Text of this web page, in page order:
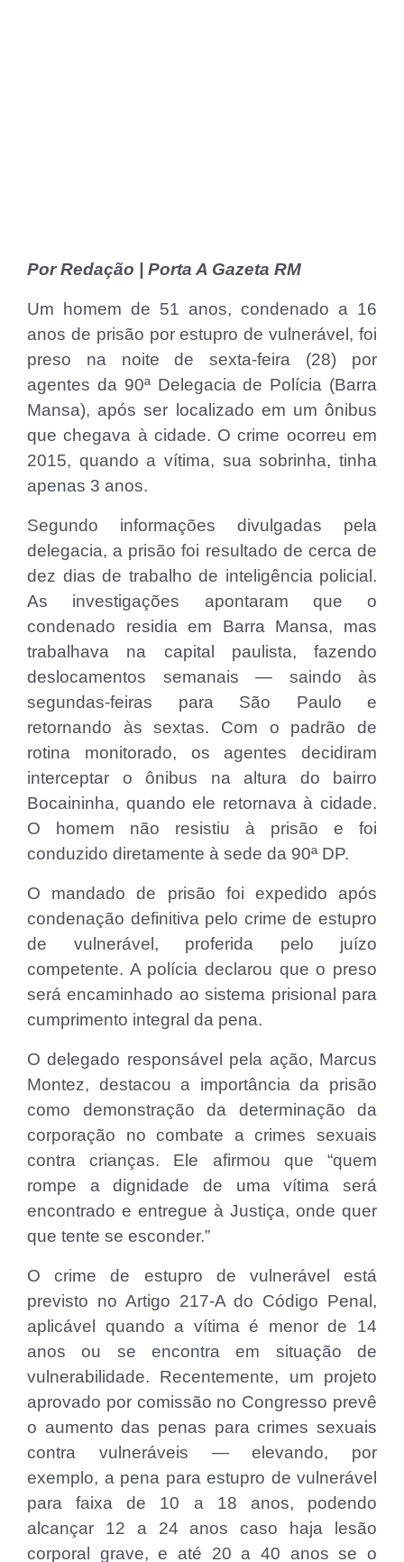
Por Redação | Porta A Gazeta RM
Um homem de 51 anos, condenado a 16
anos de prisão por estupro de vulnerável, foi
preso na noite de sexta-feira (28) por
agentes da 90ª Delegacia de Polícia (Barra
Mansa), após ser localizado em um ônibus
que chegava à cidade. O crime ocorreu em
2015, quando a vítima, sua sobrinha, tinha
apenas 3 anos.
Segundo informações divulgadas pela
delegacia, a prisão foi resultado de cerca de
dez dias de trabalho de inteligência policial.
As investigações apontaram que o
condenado residia em Barra Mansa, mas
trabalhava na capital paulista, fazendo
deslocamentos semanais — saindo às
segundas-feiras para São Paulo e
retornando às sextas. Com o padrão de
rotina monitorado, os agentes decidiram
interceptar o ônibus na altura do bairro
Bocaininha, quando ele retornava à cidade.
O homem não resistiu à prisão e foi
conduzido diretamente à sede da 90ª DP.
O mandado de prisão foi expedido após
condenação definitiva pelo crime de estupro
de vulnerável, proferida pelo juízo
competente. A polícia declarou que o preso
será encaminhado ao sistema prisional para
cumprimento integral da pena.
O delegado responsável pela ação, Marcus
Montez, destacou a importância da prisão
como demonstração da determinação da
corporação no combate a crimes sexuais
contra crianças. Ele afirmou que “quem
rompe a dignidade de uma vítima será
encontrado e entregue à Justiça, onde quer
que tente se esconder.”
O crime de estupro de vulnerável está
previsto no Artigo 217-A do Código Penal,
aplicável quando a vítima é menor de 14
anos ou se encontra em situação de
vulnerabilidade. Recentemente, um projeto
aprovado por comissão no Congresso prevê
o aumento das penas para crimes sexuais
contra vulneráveis — elevando, por
exemplo, a pena para estupro de vulnerável
para faixa de 10 a 18 anos, podendo
alcançar 12 a 24 anos caso haja lesão
corporal grave, e até 20 a 40 anos se o